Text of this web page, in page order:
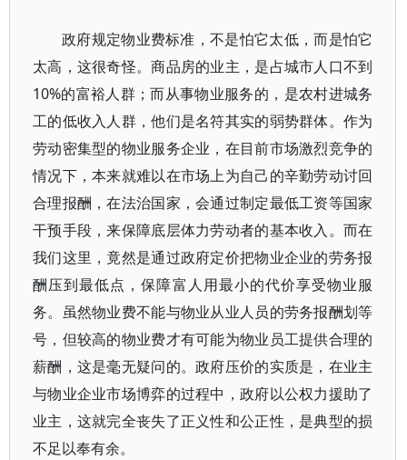
政府规定物业费标准，不是怕它太低，而是怕它
太高，这很奇怪。商品房的业主，是占城市人口不到
10%的富裕人群；而从事物业服务的，是农村进城务
工的低收入人群，他们是名符其实的弱势群体。作为
劳动密集型的物业服务企业，在目前市场激烈竞争的
情况下，本来就难以在市场上为自己的辛勤劳动讨回
合理报酬，在法治国家，会通过制定最低工资等国家
干预手段，来保障底层体力劳动者的基本收入。而在
我们这里，竟然是通过政府定价把物业企业的劳务报
酬压到最低点，保障富人用最小的代价享受物业服
务。虽然物业费不能与物业从业人员的劳务报酬划等
号，但较高的物业费才有可能为物业员工提供合理的
薪酬，这是毫无疑问的。政府压价的实质是，在业主
与物业企业市场博弈的过程中，政府以公权力援助了
业主，这就完全丧失了正义性和公正性，是典型的损
不足以奉有余。